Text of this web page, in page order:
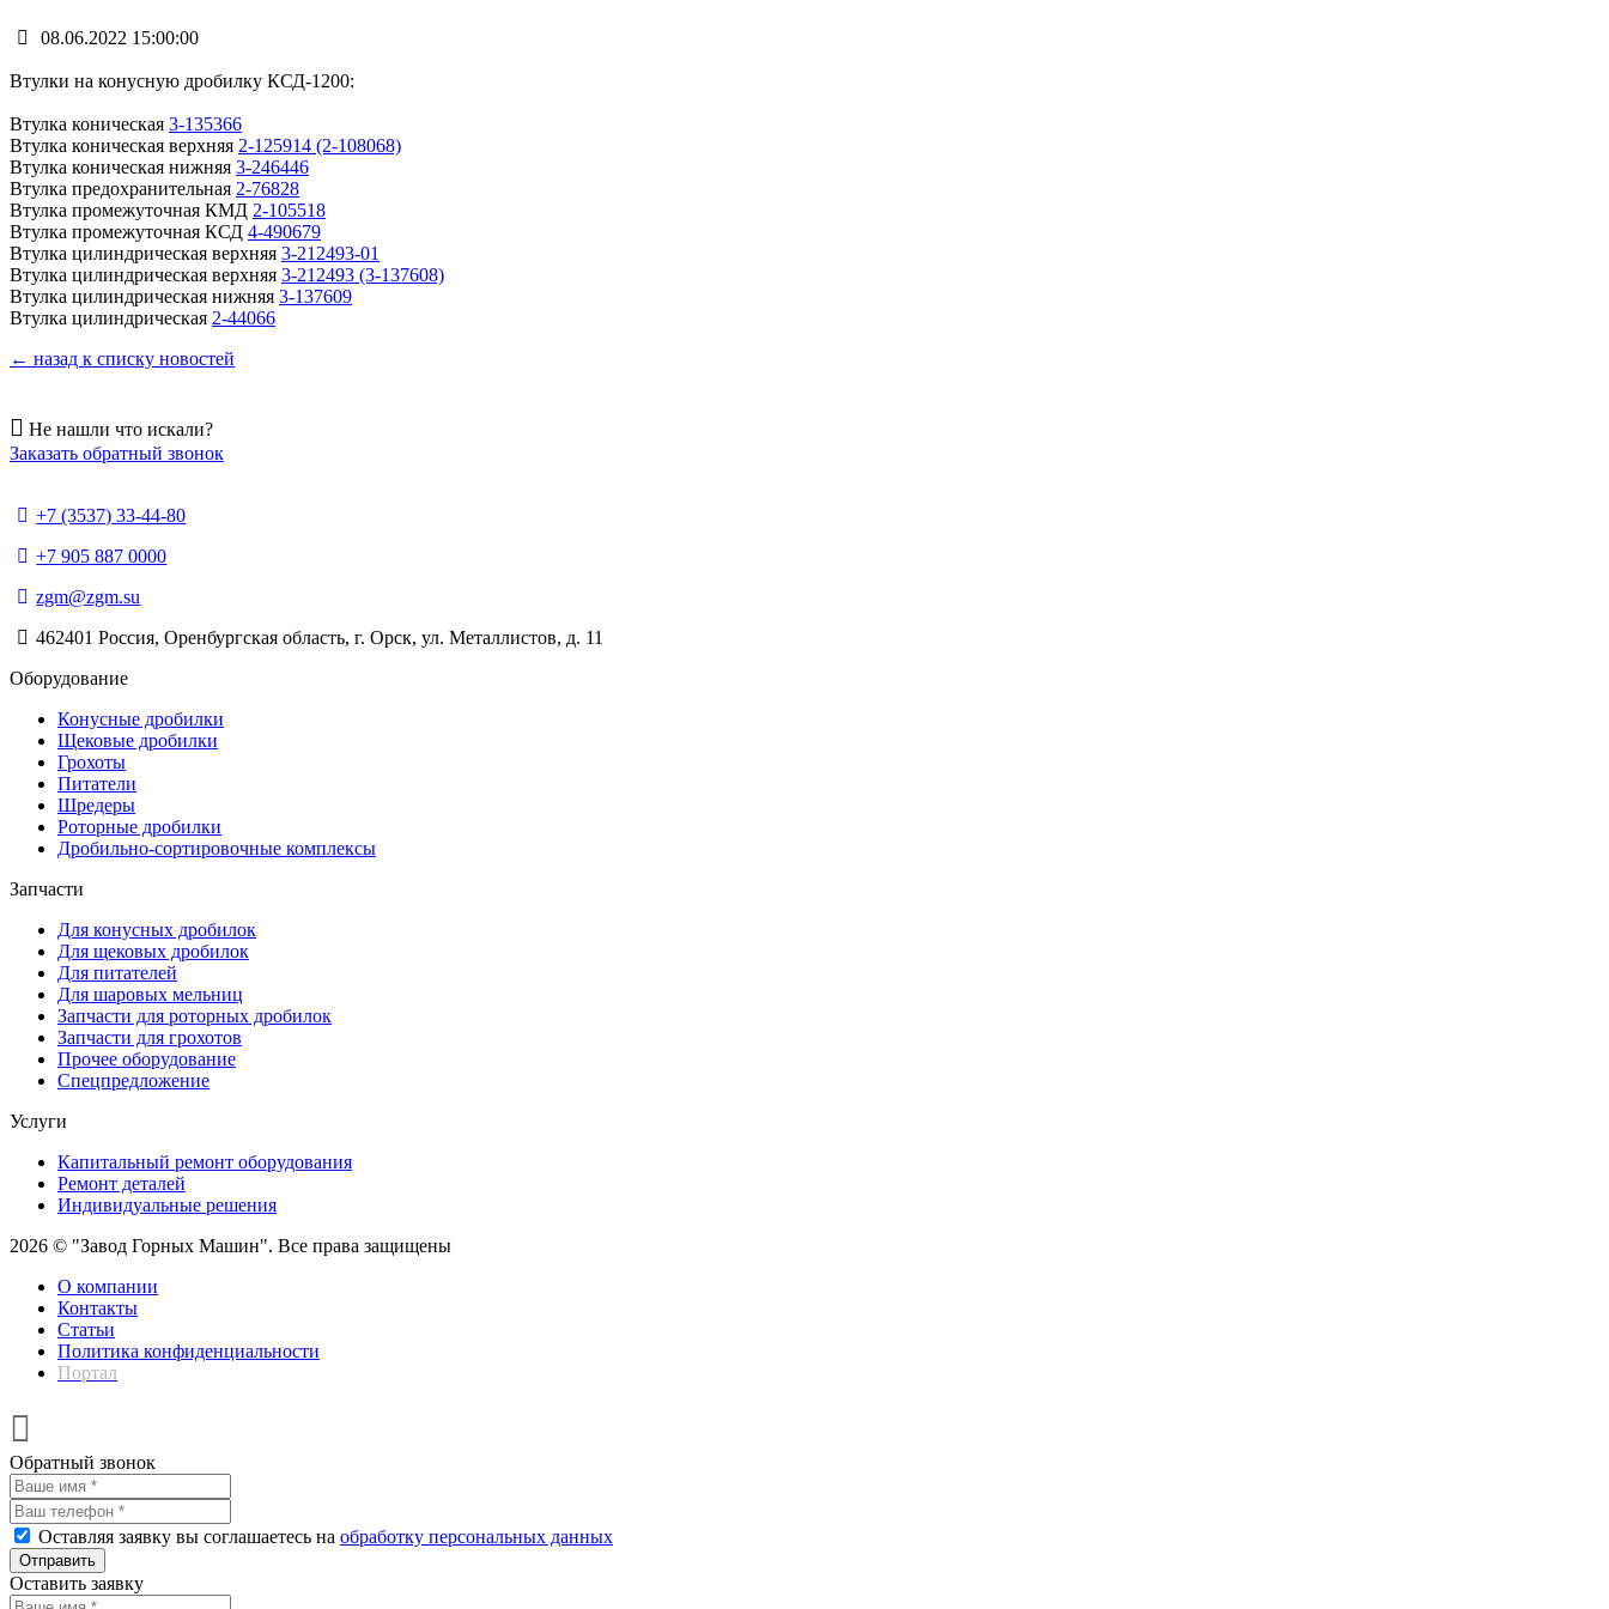
08.06.2022 15:00:00
Втулки на конусную дробилку КСД-1200:
Втулка коническая 3-135366
Втулка коническая верхняя 2-125914 (2-108068)
Втулка коническая нижняя 3-246446
Втулка предохранительная 2-76828
Втулка промежуточная КМД 2-105518
Втулка промежуточная КСД 4-490679
Втулка цилиндрическая верхняя 3-212493-01
Втулка цилиндрическая верхняя 3-212493 (3-137608)
Втулка цилиндрическая нижняя 3-137609
Втулка цилиндрическая 2-44066
← назад к списку новостей
Не нашли что искали?
Заказать обратный звонок
+7 (3537) 33-44-80
+7 905 887 0000
zgm@zgm.su
462401 Россия, Оренбургская область, г. Орск, ул. Металлистов, д. 11
Оборудование
Конусные дробилки
Щековые дробилки
Грохоты
Питатели
Шредеры
Роторные дробилки
Дробильно-сортировочные комплексы
Запчасти
Для конусных дробилок
Для щековых дробилок
Для питателей
Для шаровых мельниц
Запчасти для роторных дробилок
Запчасти для грохотов
Прочее оборудование
Спецпредложение
Услуги
Капитальный ремонт оборудования
Ремонт деталей
Индивидуальные решения
2026 © "Завод Горных Машин". Все права защищены
О компании
Контакты
Статьи
Политика конфиденциальности
Портал
Обратный звонок
Оставляя заявку вы соглашаетесь на обработку персональных данных
Отправить
Оставить заявку